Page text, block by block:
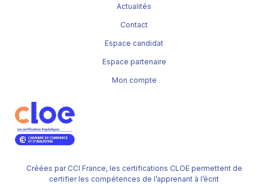
Créées par CCI France, les certifications CLOE permettent de
certifier les compétences de l’apprenant à l’écrit
Actualités
Contact
Espace candidat
Espace partenaire
Mon compte